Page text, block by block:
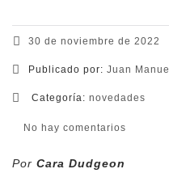
30 de noviembre de 2022
Publicado por: Juan Manuel
Categoría: novedades
No hay comentarios
Por Cara Dudgeon